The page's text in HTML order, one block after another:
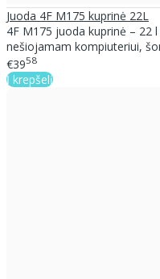
Juoda 4F M175 kuprinė 22L
4F M175 juoda kuprinė – 22
nešiojamam kompiuteriui,
€3958
Į krepšelį